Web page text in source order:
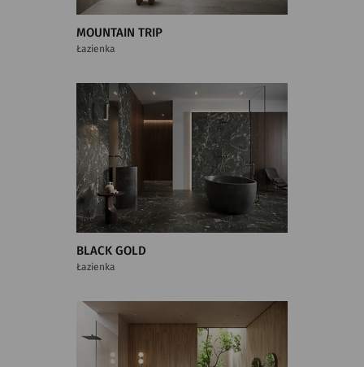
MOUNTAIN TRIP
Łazienka
BLACK GOLD
Łazienka